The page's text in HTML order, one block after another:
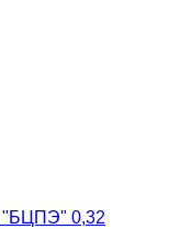
"БЦПЭ" 0,32